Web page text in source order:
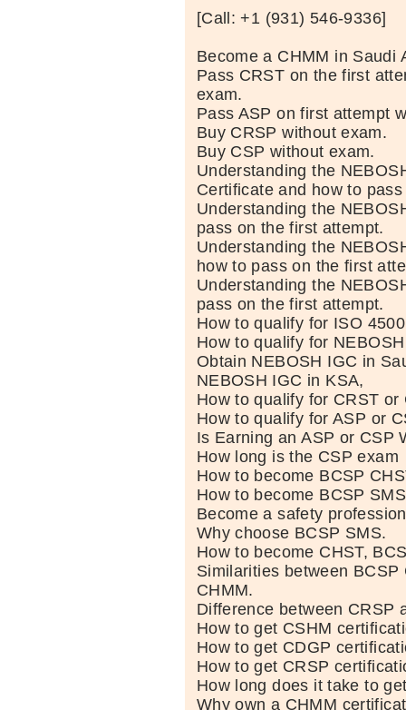
[Call: +1 (931) 546-9336]
Become a CHMM in Saudi
Pass CRST on the first
exam.
Pass ASP on first attempt
Buy CRSP without exam.
Buy CSP without exam.
Understanding the
Certificate and how to
Understanding the
pass on the first attempt.
Understanding the
how to pass on the first
Understanding the
pass on the first attempt.
How to qualify for ISO
How to qualify for
Obtain NEBOSH IGC in
NEBOSH IGC in KSA,
How to qualify for CRST or
How to qualify for ASP or
Is Earning an ASP or CSP
How long is the CSP exam
How to become BCSP
How to become BCSP
Become a safety
Why choose BCSP SMS.
How to become CHST,
Similarities between BCSP
CHMM.
Difference between CRSP
How to get CSHM
How to get CDGP
How to get CRSP
How long does it take to
Why own a CHMM